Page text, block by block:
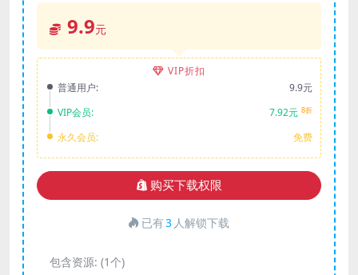
9.9元
VIP折扣
普通用户:
9.9元
VIP会员:
7.92元 8折
永久会员: 免费
购买下载权限
已有3 人解锁下载
包含资源: (1个)